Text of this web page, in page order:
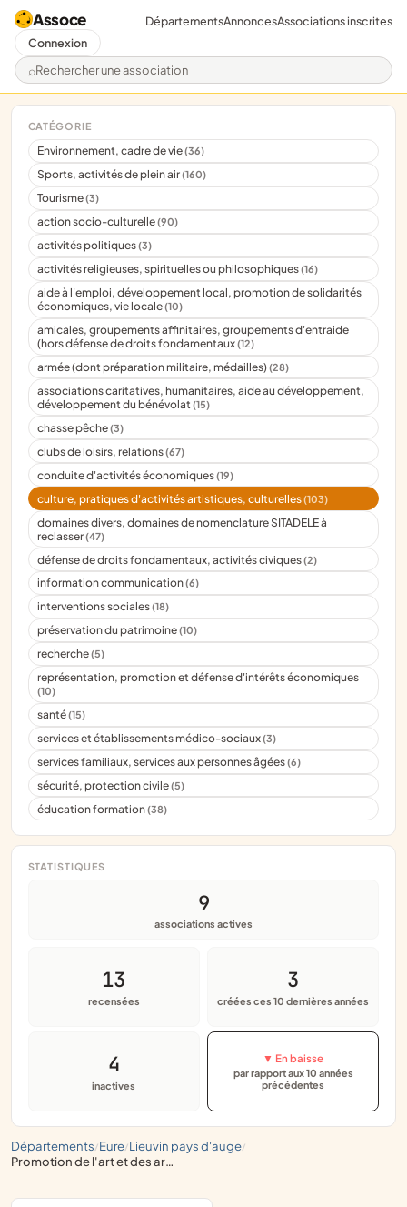
Assoce
Rechercher une association
DépartementsAnnoncesAssociations inscrites
Connexion
départements/ eure/ lieuvin pays d'auge/
promotion de l'art et des artistes
CATÉGORIE
Environnement, cadre de vie(36)
Sports, activités de plein air(160)
Tourisme(3)
action socio-culturelle(90)
activités politiques(3)
activités religieuses, spirituelles ou philosophiques(16)
aide à l'emploi, développement local, promotion de solidarités
économiques, vie locale(10)
amicales, groupements affinitaires, groupements d'entraide
(hors défense de droits fondamentaux(12)
armée (dont préparation militaire, médailles)(28)
associations caritatives, humanitaires, aide au développement,
développement du bénévolat(15)
chasse pêche(3)
clubs de loisirs, relations(67)
conduite d'activités économiques(19)
culture, pratiques d'activités artistiques, culturelles(103)
domaines divers, domaines de nomenclature SITADELE à
reclasser(47)
défense de droits fondamentaux, activités civiques(2)
information communication(6)
interventions sociales(18)
préservation du patrimoine(10)
recherche(5)
représentation, promotion et défense d'intérêts économiques
(10)
santé(15)
services et établissements médico-sociaux(3)
services familiaux, services aux personnes âgées(6)
sécurité, protection civile(5)
éducation formation(38)
STATISTIQUES
9
associations actives
13
recensées
3
créées ces 10 dernières années
4
inactives
▼ En baisse
par rapport aux 10 années
précédentes